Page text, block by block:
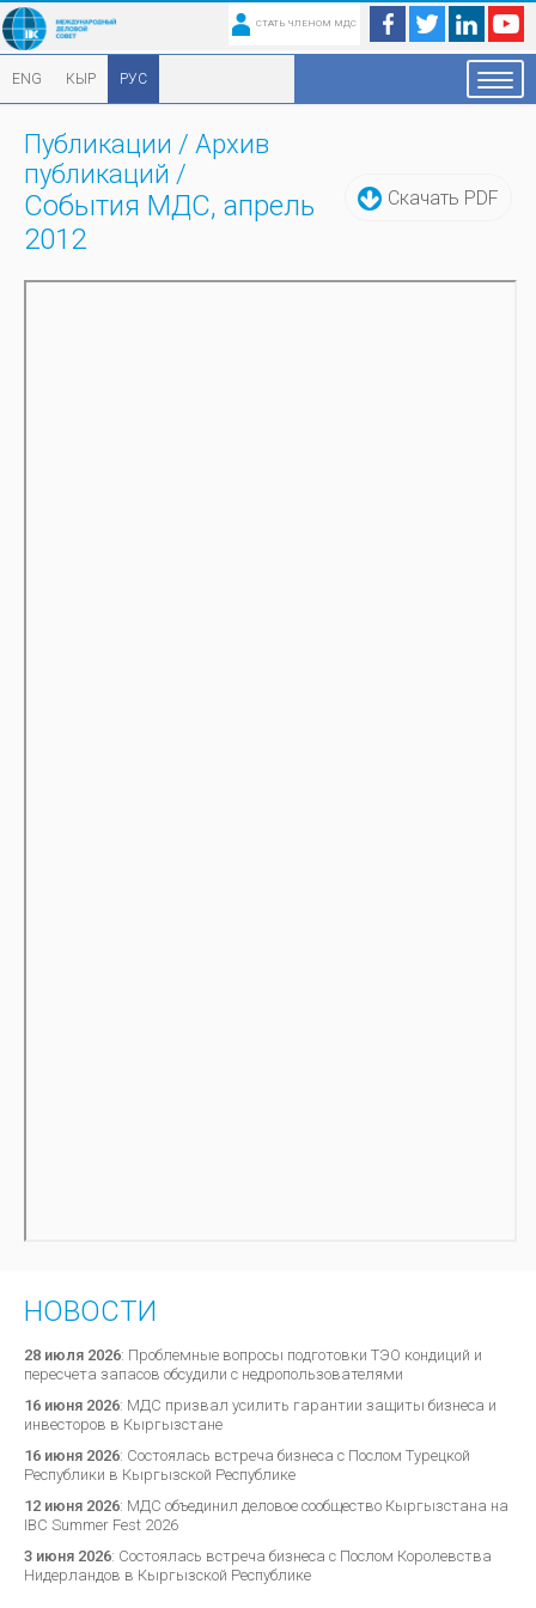
СТАТЬ ЧЛЕНОМ МДС
ENG КЫР РУС
Скачать PDF
Публикации / Архив
публикаций /
События МДС, апрель
2012
НОВОСТИ
28 июля 2026: Проблемные вопросы подготовки ТЭО кондиций и
пересчета запасов обсудили с недропользователями
16 июня 2026: МДС призвал усилить гарантии защиты бизнеса и
инвесторов в Кыргызстане
16 июня 2026: Состоялась встреча бизнеса с Послом Турецкой
Республики в Кыргызской Республике
12 июня 2026: МДС объединил деловое сообщество Кыргызстана на
IBC Summer Fest 2026
3 июня 2026: Состоялась встреча бизнеса с Послом Королевства
Нидерландов в Кыргызской Республике